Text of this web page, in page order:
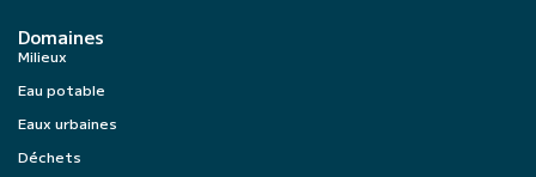
Domaines
Milieux
Eau potable
Eaux urbaines
Déchets